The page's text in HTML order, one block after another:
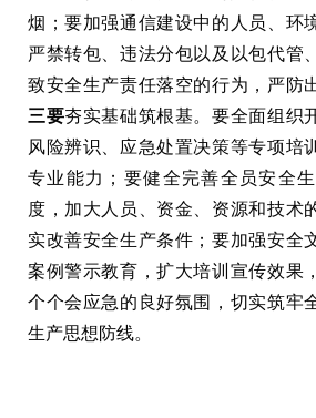
烟；要加强通信建设中的人员、环
严禁转包、违法分包以及以包代管
致安全生产责任落空的行为，严防
三要夯实基础筑根基。要全面组织
风险辨识、应急处置决策等专项培
专业能力；要健全完善全员安全
度，加大人员、资金、资源和技术
实改善安全生产条件；要加强安全
案例警示教育，扩大培训宣传效果
个个会应急的良好氛围，切实筑牢
生产思想防线。